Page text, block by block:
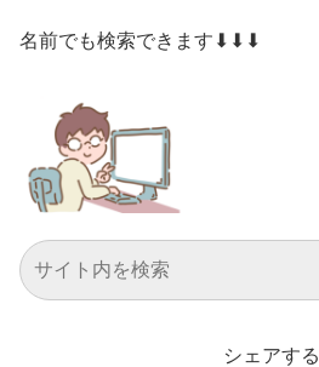
名前でも検索できます⬇⬇⬇
シェアする